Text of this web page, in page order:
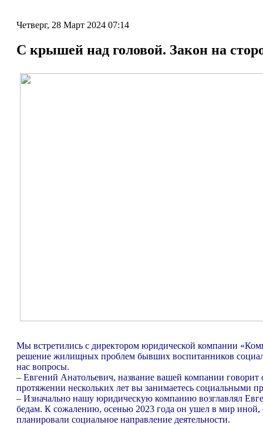
Четверг, 28 Март 2024 07:14
С крышей над головой. Закон на
Мы встретились с директором юридической компании
решение жилищных проблем бывших воспитанников
нас вопросы.
– Евгений Анатольевич, название вашей компании
протяжении нескольких лет вы занимаетесь социальными
– Изначально нашу юридическую компанию возглавлял
бедам. К сожалению, осенью 2023 года он ушел в мир
планировали социальное направление деятельности.